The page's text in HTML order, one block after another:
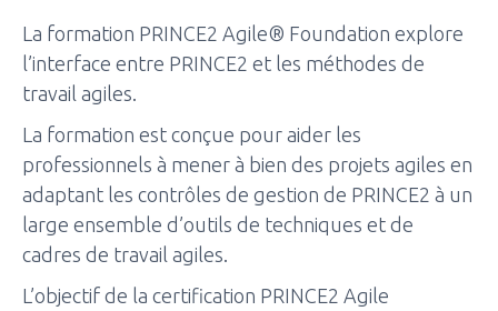
Netherlands
NL
Netherlands
NL
La formation PRINCE2 Agile® Foundation explore
l’interface entre PRINCE2 et les méthodes de
travail agiles.
La formation est conçue pour aider les
professionnels à mener à bien des projets agiles en
adaptant les contrôles de gestion de PRINCE2 à un
large ensemble d’outils de techniques et de
cadres de travail agiles.
L’objectif de la certification PRINCE2 Agile